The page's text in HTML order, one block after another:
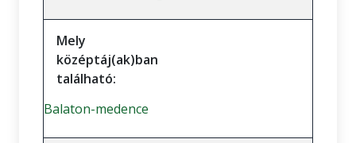
Mely
középtáj(ak)ban
található:
Balaton-medence